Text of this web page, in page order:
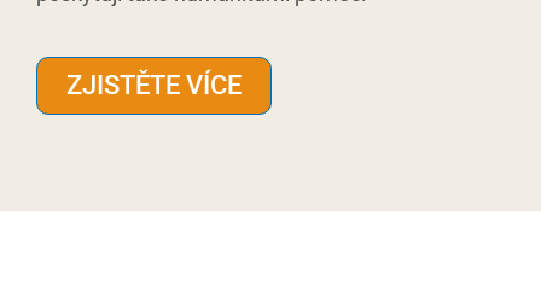
ZJISTĚTE VÍCE